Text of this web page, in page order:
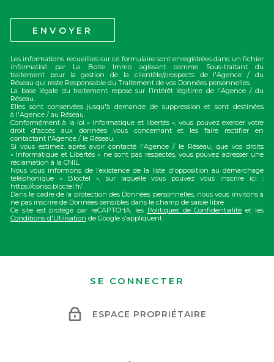
ENVOYER
Les informations recueillies sur ce formulaire sont enregistrées dans un fichier
informatisé par La Boite Immo agissant comme Sous-traitant du
traitement pour la gestion de la clientèle/prospects de l'Agence / du
Réseau qui reste Responsable du Traitement de vos Données personnelles.
La base légale du traitement repose sur l’intérêt légitime de l'Agence / du
Réseau.
Elles sont conservées jusqu'à demande de suppression et sont destinées
à l'Agence / au Réseau.
Conformément à la loi « informatique et libertés », vous pouvez exercer votre
droit d'accès aux données vous concernant et les faire rectifier en
contactant l'Agence / le Réseau.
Si vous estimez, après avoir contacté l'Agence / le Réseau, que vos droits
« Informatique et Libertés » ne sont pas respectés, vous pouvez adresser une
réclamation à la CNIL.
Nous vous informons de l’existence de la liste d'opposition au démarchage
téléphonique « Bloctel », sur laquelle vous pouvez vous inscrire ici :
https://conso.bloctel.fr/
Dans le cadre de la protection des Données personnelles, nous vous invitons à
ne pas inscrire de Données sensibles dans le champ de saisie libre
Ce site est protégé par reCAPTCHA, les Politiques de Confidentialité et les
Conditions d'Utilisation de Google s'appliquent.
SE CONNECTER
ESPACE PROPRIÉTAIRE